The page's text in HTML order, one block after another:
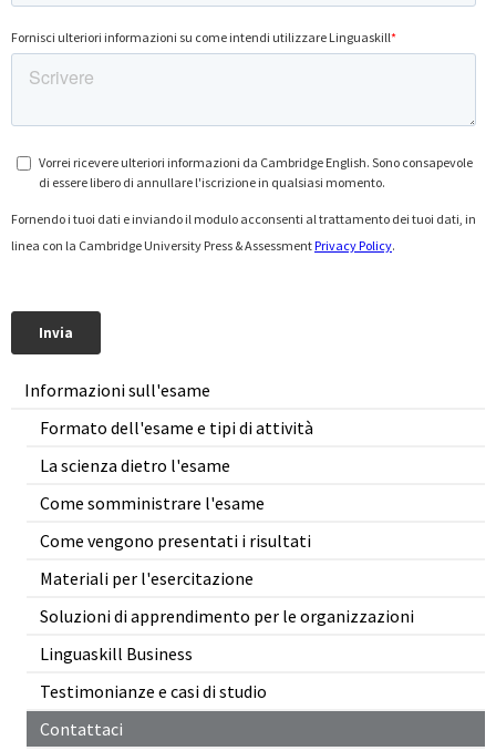
Informazioni sull'esame
Formato dell'esame e tipi di attività
La scienza dietro l'esame
Come somministrare l'esame
Come vengono presentati i risultati
Materiali per l'esercitazione
Soluzioni di apprendimento per le organizzazioni
Linguaskill Business
Testimonianze e casi di studio
Contattaci